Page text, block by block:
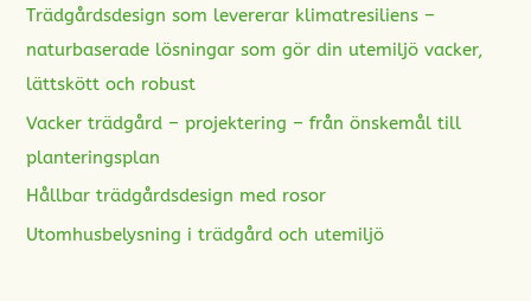
Trädgårdsdesign som levererar klimatresiliens –
naturbaserade lösningar som gör din utemiljö vacker,
lättskött och robust
Vacker trädgård – projektering – från önskemål till
planteringsplan
Hållbar trädgårdsdesign med rosor
Utomhusbelysning i trädgård och utemiljö